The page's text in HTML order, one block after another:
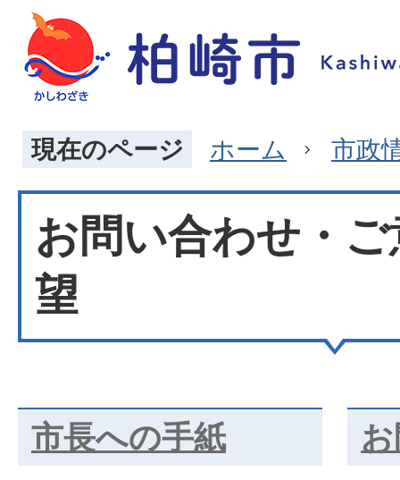
現在のページ ホーム 市政
お問い合わせ・
望
市長への手紙